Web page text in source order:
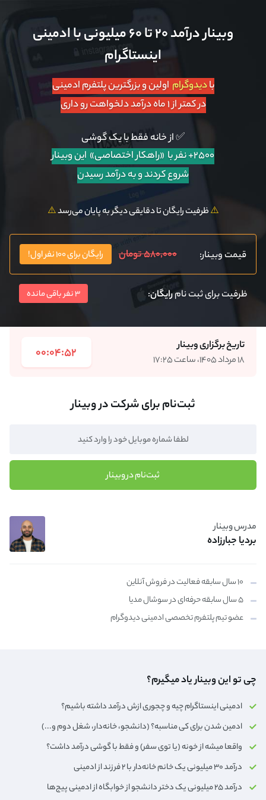
وبینار درآمد ۲۰ تا ۶۰ میلیونی با ادمینی
اینستاگرام
بادیدوگرام اولین و بزرگترین پلتفرم ادمینی
در کمتر از ۱ ماه درآمد دلخواهت رو داری
✅ از خانه فقط با یک گوشی
۲۵۰۰+ نفر با «راهکار اختصاصی»
این وبینار
شروع کردند و به درآمد رسیدن
⚠️ظرفیت رایگان تا دقایقی دیگر به پایان می‌رسد⚠️
قیمت وبینار: ۵۸۰,۰۰۰ تومان رایگان برای ۱۰۰ نفر اول!
ظرفیت برای ثبت نامرایگان: 3 نفر باقی مانده
تاریخ برگزاری وبینار
۱۸ مرداد ۱۴۰۵، ساعت ۱۷:۲۵ 00:04:52
ثبت‌نام برای شرکت در وبینار
ثبت‌نام در وبینار
مدرس وبینار
بردیا جبارزاده
۱۰ سال سابقه فعالیت در فروش آنلاین
۵ سال سابقه حرفه‌ای در سوشال مدیا
عضو تیم پلتفرم تخصصی ادمینی دیدوگرام
چی تو این وبینار یاد میگیرم؟
ادمینی اینستاگرام چیه و چجوری ازش درآمد داشته باشیم؟
ادمین شدن برای کی مناسبه؟ (دانشجو، خانه‌دار،‌ شغل دوم و...)
واقعا میشه از خونه (یا توی سفر) و فقط با گوشی درآمد داشت؟
درآمد ۳۰ میلیونی یک خانم خانه‌دار با ۲ فرزند از ادمینی
درآمد ۲۵ میلیونی یک دختر دانشجو از خوابگاه از ادمینی پیج‌ها